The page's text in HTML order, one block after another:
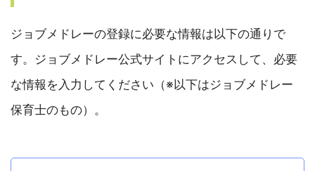
ジョブメドレーの登録に必要な情報は以下の通りで
す。ジョブメドレー公式サイトにアクセスして、必要
な情報を入力してください（※以下はジョブメドレー
保育士のもの）。